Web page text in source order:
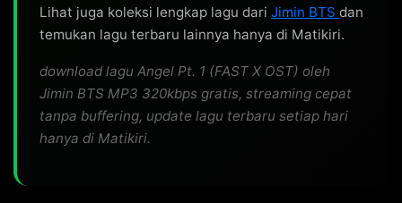
Lihat juga koleksi lengkap lagu dari Jimin BTS dan
temukan lagu terbaru lainnya hanya di Matikiri.
download lagu Angel Pt. 1 (FAST X OST) oleh
Jimin BTS MP3 320kbps gratis, streaming cepat
tanpa buffering, update lagu terbaru setiap hari
hanya di Matikiri.